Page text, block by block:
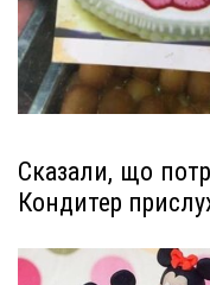
Сказали, що
Кондитер